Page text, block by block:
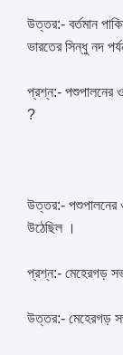
উত্তর:- বর্তমান
ভারতের সিন্ধু নদ
প্রশ্ন:- পশুপালনের
?
উত্তর:- পশুপালনের
উঠেছিল ।
প্রশ্ন:- মেহেরগড়
উত্তর:- মেহেরগড়